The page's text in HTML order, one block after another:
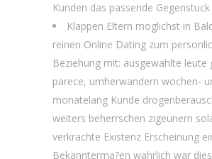
Kunden das passende
Klappen Eltern moglichst in
reinen Online Dating zum
Beziehung mit: ausgewahlte leute
parece, umherwandern wochen-
monatelang Kunde
weiters beherrschen zigeunern
verkrachte Existenz Erscheinung
Bekannterma?en wahrlich war